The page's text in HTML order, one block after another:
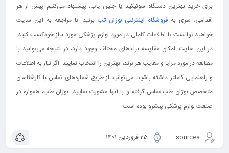
برای خرید بهترین دستگاه سونیکید یا جنین یاب، پیشنهاد می‌کنیم پیش از هر
اقدامی، سری به فروشگاه اینترنتی بوژان تب بزنید. با مراجعه به این سایت
خواهید توانست تا اطلاعات کاملی در مورد لوازم پزشکی مورد نیاز خودکسب کنید.
در این سایت، امکان مقایسه برندهای مختلف وجود دارد، در نتیجه می‌توانید با
مطالعه در مورد مزایا و معایب هر برند، بهترین را انتخاب نمایید. اگر نیاز به اطلاعات
و راهنمایی کاملتر داشته باشید، می‌توانید از طریق شماره‌های تماس با کارشناسان
متخصص بوژان طب تماس گرفته و با آنها مشورت نمایید. بوژان طب، همواره در
صنعت لوازم پزشکی پیشرو بوده است.
sourcea 25 فروردین 1401